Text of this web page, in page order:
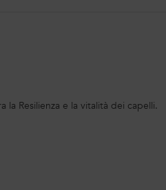
Resilienza e la vitalità dei capelli.